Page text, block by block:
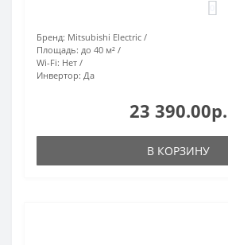
Бренд: Mitsubishi Electric
Площадь: до 40 м²
Wi-Fi: Нет
Инвертор: Да
23 390.00р.
В КОРЗИНУ